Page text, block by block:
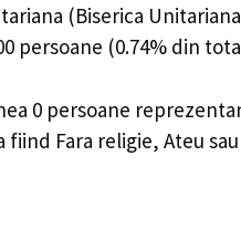
(Biserica
persoane (0.74% din
0 persoane
fiind Fara religie, Ateu